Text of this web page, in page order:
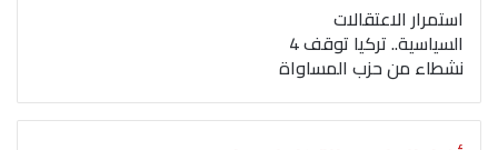
استمرار الاعتقالات
السياسية.. تركيا توقف 4
نشطاء من حزب المساواة